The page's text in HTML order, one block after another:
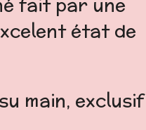
état de
main, exclusif